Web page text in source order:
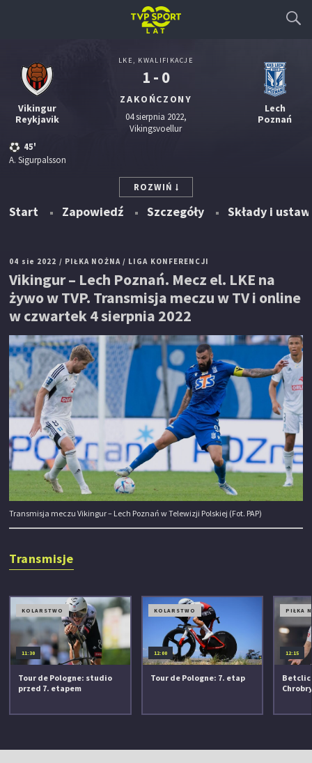
Vikingur
Reykjavik
45'
A. Sigurpalsson
LKE, KWALIFIKACJE
1 - 0
ZAKOŃCZONY
04 sierpnia 2022,
Vikingsvoellur
Lech
Poznań
ROZWIŃ
Start Zapowiedź Szczegóły Składy i
04 sie 2022 / PIŁKA NOŻNA/ LIGA KONFERENCJI
Vikingur – Lech Poznań. Mecz el. LKE na
żywo w TVP. Transmisja meczu w TV i online
w czwartek 4 sierpnia 2022
Transmisja meczu Vikingur – Lech Poznań w Telewizji Polskiej (Fot. PAP)
Transmisje
KOLARSTWO
11:30
Tour de Pologne: studio
przed 7. etapem
KOLARSTWO
12:00
Tour de Pologne: 7. etap
PIŁKA
12:15
Betclic